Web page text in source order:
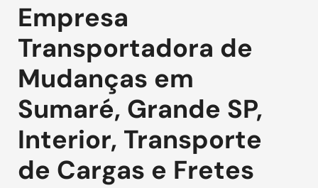
Empresa
Transportadora de
Mudanças em
Sumaré, Grande SP,
Interior, Transporte
de Cargas e Fretes